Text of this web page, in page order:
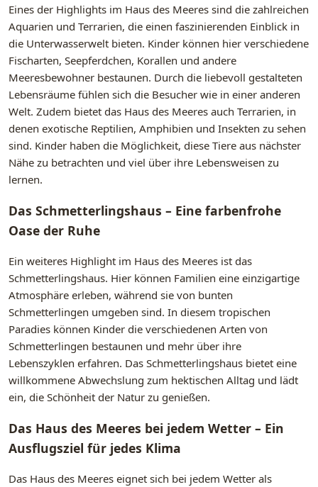
Eines der Highlights im Haus des Meeres sind die zahlreichen
Aquarien und Terrarien, die einen faszinierenden Einblick in
die Unterwasserwelt bieten. Kinder können hier verschiedene
Fischarten, Seepferdchen, Korallen und andere
Meeresbewohner bestaunen. Durch die liebevoll gestalteten
Lebensräume fühlen sich die Besucher wie in einer anderen
Welt. Zudem bietet das Haus des Meeres auch Terrarien, in
denen exotische Reptilien, Amphibien und Insekten zu sehen
sind. Kinder haben die Möglichkeit, diese Tiere aus nächster
Nähe zu betrachten und viel über ihre Lebensweisen zu
lernen.
Das Schmetterlingshaus – Eine farbenfrohe
Oase der Ruhe
Ein weiteres Highlight im Haus des Meeres ist das
Schmetterlingshaus. Hier können Familien eine einzigartige
Atmosphäre erleben, während sie von bunten
Schmetterlingen umgeben sind. In diesem tropischen
Paradies können Kinder die verschiedenen Arten von
Schmetterlingen bestaunen und mehr über ihre
Lebenszyklen erfahren. Das Schmetterlingshaus bietet eine
willkommene Abwechslung zum hektischen Alltag und lädt
ein, die Schönheit der Natur zu genießen.
Das Haus des Meeres bei jedem Wetter – Ein
Ausflugsziel für jedes Klima
Das Haus des Meeres eignet sich bei jedem Wetter als